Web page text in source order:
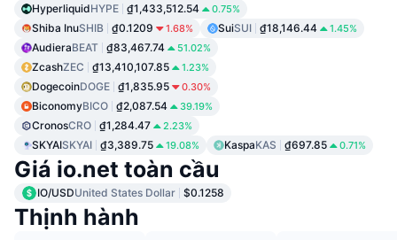
HyperliquidHYPE ₫1,433,512.54 0.75%
Shiba InuSHIB ₫0.1209 1.68% SuiSUI ₫18,146.44 1.45%
AudieraBEAT ₫83,467.74 51.02%
ZcashZEC ₫13,410,107.85 1.23%
DogecoinDOGE ₫1,835.95 0.30%
BiconomyBICO ₫2,087.54 39.19%
CronosCRO ₫1,284.47 2.23%
SKYAISKYAI ₫3,389.75 19.08% KaspaKAS ₫697.85 0.71%
Giá io.net toàn cầu
IO/USDUnited States Dollar $0.1258
Thịnh hành